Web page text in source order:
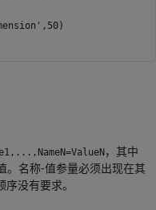
，其中
。名称-值参量必须出现在其
没有要求。